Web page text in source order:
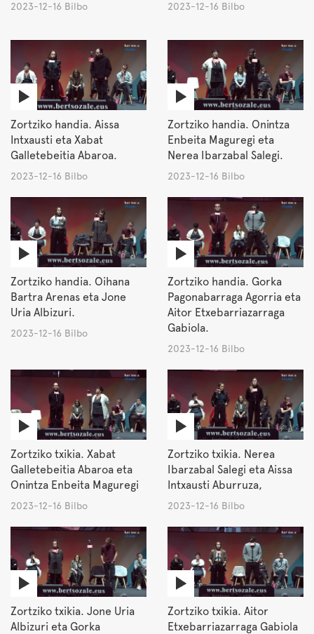
2023-12-16 Bilbo 2023-12-16 Bilbo
Zortziko handia. Aissa
Intxausti eta Xabat
Galletebeitia Abaroa.
2023-12-16 Bilbo
Zortziko handia. Onintza
Enbeita Maguregi eta
Nerea Ibarzabal Salegi.
2023-12-16 Bilbo
Zortziko handia. Oihana
Bartra Arenas eta Jone
Uria Albizuri.
2023-12-16 Bilbo
Zortziko handia. Gorka
Pagonabarraga Agorria eta
Aitor Etxebarriazarraga
Gabiola.
2023-12-16 Bilbo
Zortziko txikia. Xabat
Galletebeitia Abaroa eta
Onintza Enbeita Maguregi
2023-12-16 Bilbo
Zortziko txikia. Nerea
Ibarzabal Salegi eta Aissa
Intxausti Aburruza,
2023-12-16 Bilbo
Zortziko txikia. Jone Uria
Albizuri eta Gorka
Zortziko txikia. Aitor
Etxebarriazarraga Gabiola